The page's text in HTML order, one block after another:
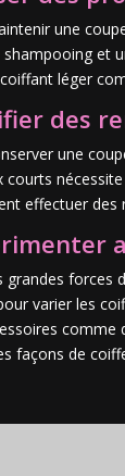
une
et
léger
des
une
courts
effectuer des
grandes forces
varier les
comme
façons de